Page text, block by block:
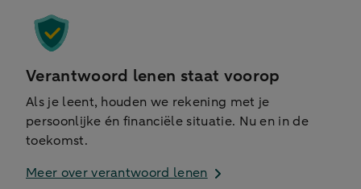
Verantwoord lenen staat voorop
Als je leent, houden we rekening met je
persoonlijke én financiële situatie. Nu en in de
toekomst.
Meer over verantwoord lenen